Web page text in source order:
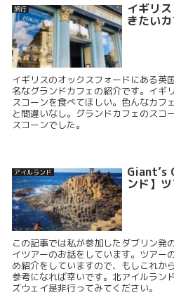
旅行 イギリ
きたい
イギリスのオックスフォードにある英
名なグランドカフェの紹介です。イギ
スコーンを食べてほしい。色んなカフ
と間違いなし。グランドカフェのスコ
スコーンでした。
アイルランド Giant’s
ンド】
この記事では私が参加したダブリン発
イツアーのお話をしています。ツアー
め紹介をしていますので、もしこれか
参考になれば幸いです。北アイルラン
ズウェイ是非行ってみてください。